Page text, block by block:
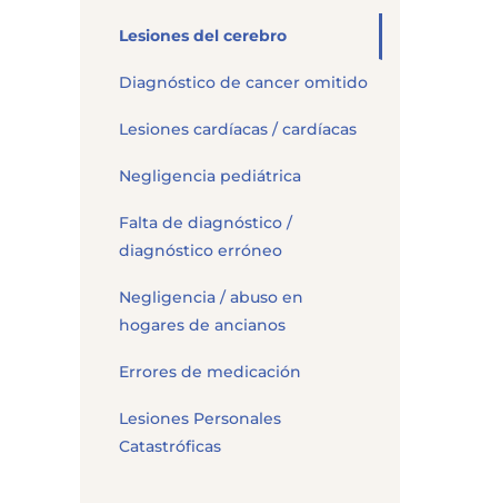
Lesiones del cerebro
Diagnóstico de cancer omitido
Lesiones cardíacas / cardíacas
Negligencia pediátrica
Falta de diagnóstico /
diagnóstico erróneo
Negligencia / abuso en
hogares de ancianos
Errores de medicación
Lesiones Personales
Catastróficas